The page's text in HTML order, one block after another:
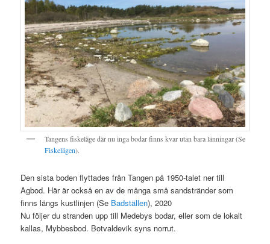
Tangens fiskeläge där nu inga bodar finns kvar utan bara länningar (Se
Fiskelägen).
Den sista boden flyttades från Tangen på 1950-talet ner till
Agbod. Här är också en av de många små sandstränder som
finns längs kustlinjen (Se Badställen), 2020
Nu följer du stranden upp till Medebys bodar, eller som de lokalt
kallas, Mybbesbod. Botvaldevik syns norrut.